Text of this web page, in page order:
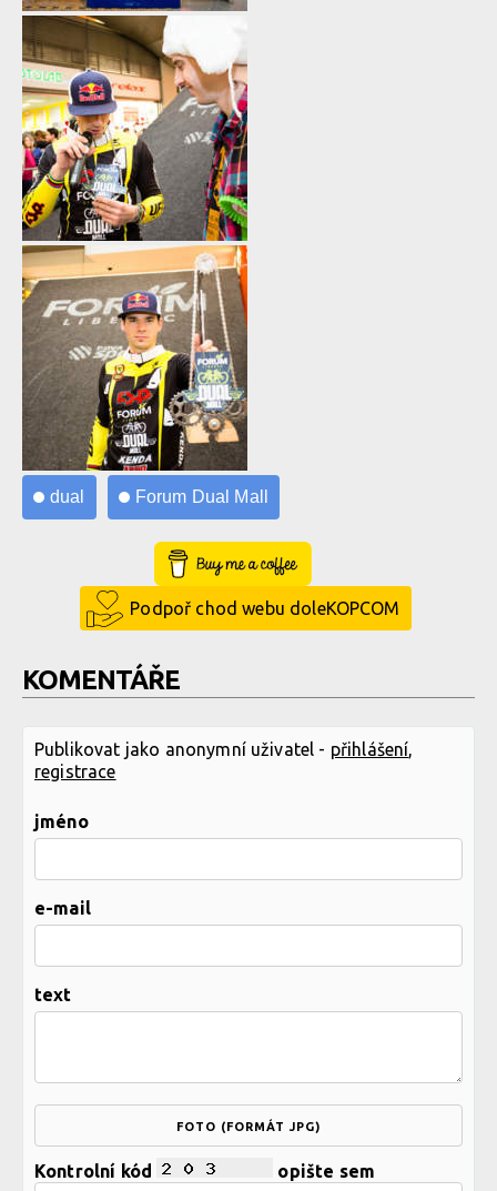
dual Forum Dual Mall
Buy Me a Coffee
Podpoř chod webu doleKOPCOM
KOMENTÁŘE
Publikovat jako anonymní uživatel - přihlášení,
registrace
jméno
e-mail
text
FOTO (FORMÁT JPG)
Kontrolní kód opište sem